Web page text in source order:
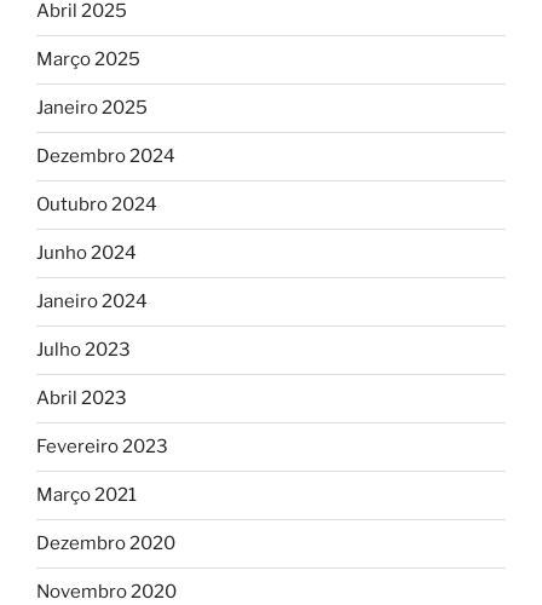
Abril 2025
Março 2025
Janeiro 2025
Dezembro 2024
Outubro 2024
Junho 2024
Janeiro 2024
Julho 2023
Abril 2023
Fevereiro 2023
Março 2021
Dezembro 2020
Novembro 2020